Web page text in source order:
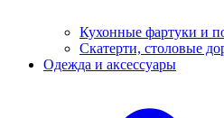
Кухонные фартуки и
Скатерти, столовые
Одежда и аксессуары